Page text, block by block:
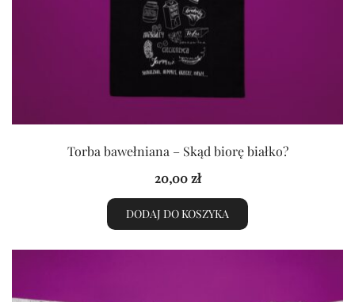
Torba bawełniana – Skąd biorę białko?
20,00zł
DODAJ DO KOSZYKA